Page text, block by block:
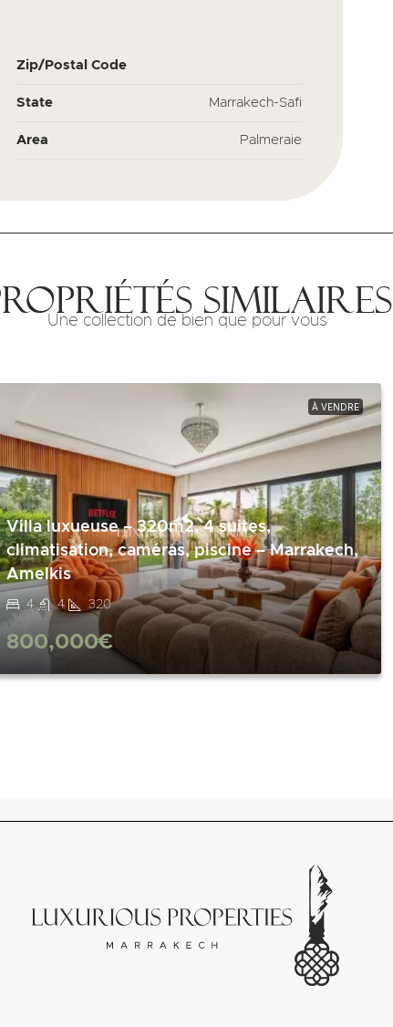
Zip/Postal Code
State Marrakech-Safi
Area Palmeraie
similaires
Une collection de bien que pour vous
À VENDRE
Villa luxueuse – 320m2, 4 suites,
climatisation, caméras, piscine – Marrakech,
Amelkis
4 4 320
800,000€